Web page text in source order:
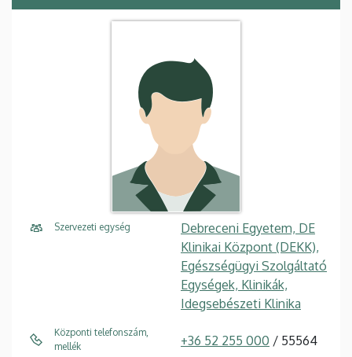
Szervezeti egység
Debreceni Egyetem, DE
Klinikai Központ (DEKK),
Egészségügyi Szolgáltató
Egységek, Klinikák,
Idegsebészeti Klinika
Központi telefonszám,
mellék
+36 52 255 000 / 55564